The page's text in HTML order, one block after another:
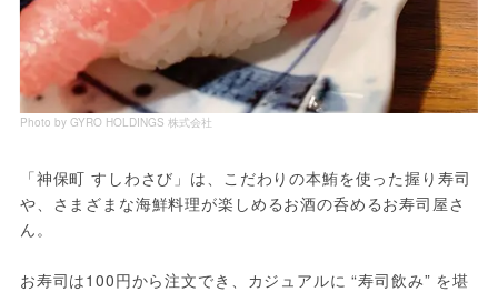
Photo by GYRO HOLDINGS 株式会社
「神保町 すしわさび」は、こだわりの本鮪を使った握り寿司
や、さまざまな海鮮料理が楽しめるお酒の呑めるお寿司屋さ
ん。
お寿司は100円から注文でき、カジュアルに “寿司飲み” を堪